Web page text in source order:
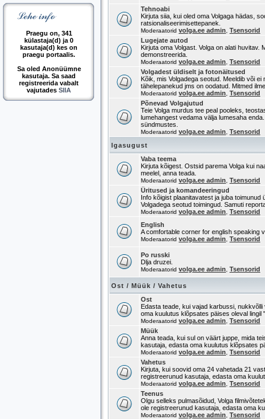
Praegu on, 341
külastaja(d) ja 0
kasutaja(d) kes on
praegu portaalis.
Sa oled Anonüümne
kasutaja. Sa saad
registreerida vabalt
vajutades SIIA
Tehnoabi
Kirjuta siia, kui oled oma Volgaga hädas,
ratsionaliseerimisettepanek.
Moderaatorid volga.ee admin Tsensorid
Lugejate autod
Kirjuta oma Volgast. Volga on alati
demonstreerida.
Moderaatorid volga.ee admin Tsensorid
Volgadest üldiselt ja fotonäitused
Kõik, mis Volgadega seotud. Meeldib või
tähelepanekud jms on oodatud. Mitmed
Moderaatorid volga.ee admin Tsensorid
Põnevad Volgajutud
Teie Volga murdus tee peal pooleks,
lumehangest vedama välja lumesaha
sündmustes.
Moderaatorid volga.ee admin Tsensorid
Igasugust
Vaba teema
Kirjuta kõigest. Ostsid parema Volga kui
meelel, anna teada.
Moderaatorid volga.ee admin Tsensorid
Üritused ja komandeeringud
Info kõigist plaanitavatest ja juba
Volgadega seotud toimingud. Samuti
Moderaatorid volga.ee admin Tsensorid
English
A comfortable corner for english speaking
Moderaatorid volga.ee admin Tsensorid
Po russki
Dlja druzei.
Moderaatorid volga.ee admin Tsensorid
Ost / Müük / Vahetus
Ost
Edasta teade, kui vajad karbussi,
oma kuulutus klõpsates päises oleval lingil
Moderaatorid volga.ee admin Tsensorid
Müük
Anna teada, kui sul on väärt juppe, mida
kasutaja, edasta oma kuulutus klõpsates
Moderaatorid volga.ee admin Tsensorid
Vahetus
Kirjuta, kui soovid oma 24 vahetada 21
registreerunud kasutaja, edasta oma
Moderaatorid volga.ee admin Tsensorid
Teenus
Olgu selleks pulmasõidud, Volga
ole registreerunud kasutaja, edasta oma
Moderaatorid volga.ee admin Tsensorid